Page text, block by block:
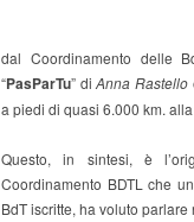
dal Coordinamento delle
“PasParTu” diAnna Rastello
a piedi di quasi 6.000 km.
Questo, in sintesi, è
Coordinamento BDTL che
BdT iscritte, ha voluto